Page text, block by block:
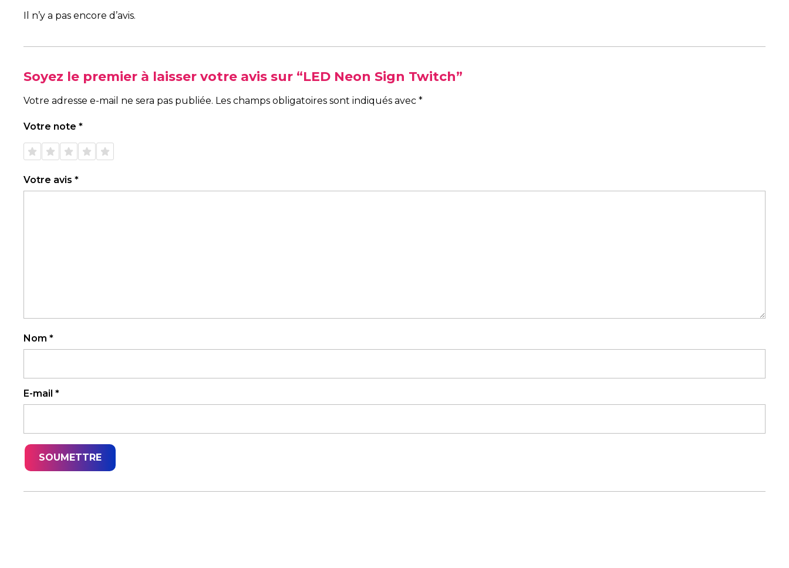
Il n’y a pas encore d’avis.
Soyez le premier à laisser votre avis sur “LED Neon Sign Twitch”
Votre adresse e-mail ne sera pas publiée. Les champs obligatoires sont indiqués avec *
Votre note *
1 étoile
sur 5
2 étoiles
sur 5
3 étoiles
sur 5
4 étoiles
sur 5
5 étoiles
sur 5
Votre avis *
Nom *
E-mail *